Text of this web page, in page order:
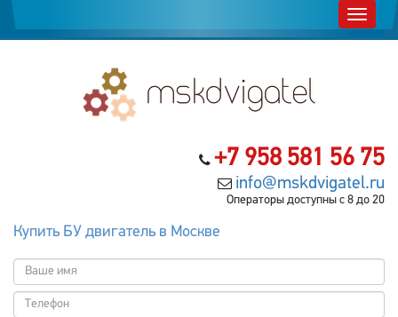
+7 958 581 56 75
info@mskdvigatel.ru
Операторы доступны с 8 до 20
Купить БУ двигатель в Москве